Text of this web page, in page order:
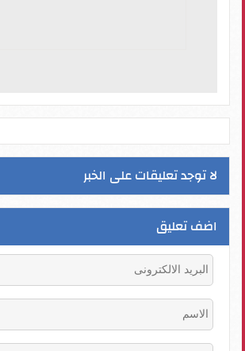
لا توجد تعليقات على الخبر
اضف تعليق